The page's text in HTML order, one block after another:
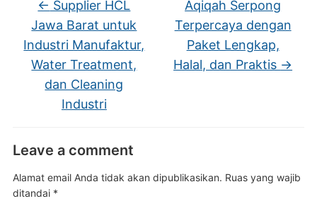
← Supplier HCL
Jawa Barat untuk
Industri Manufaktur,
Water Treatment,
dan Cleaning
Industri
Aqiqah Serpong
Terpercaya dengan
Paket Lengkap,
Halal, dan Praktis →
Leave a comment
Alamat email Anda tidak akan dipublikasikan. Ruas yang wajib
ditandai *